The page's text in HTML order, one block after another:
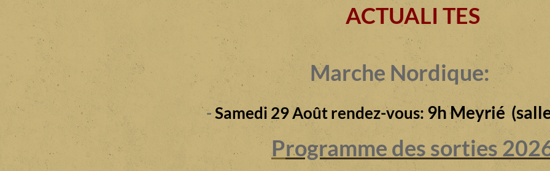
ACTUALI TES
Marche Nordique:
-Samedi 29 Août rendez-vous: 9h Meyrié
Programme des sorties